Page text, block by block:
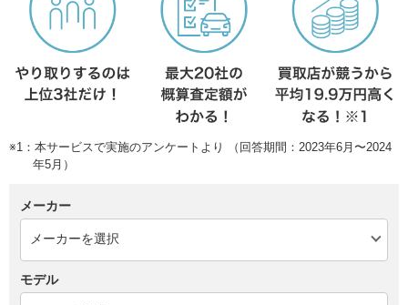
※1：本サービスで実施のアンケートより （回答期間：2023年6月〜2024
年5月）
メーカー
モデル